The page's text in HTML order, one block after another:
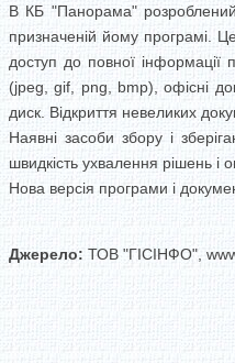
В КБ "Панорама" розроблений
призначеній йому програмі.
доступ до повної інформації
(jpeg, gif, png, bmp), офісні
диск. Відкриття невеликих
Наявні засоби збору і
швидкість ухвалення рішень і
Нова версія програми і
Джерело: ТОВ "ГІСІНФО",